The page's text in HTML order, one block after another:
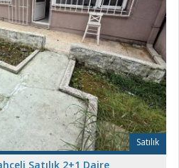
Satılık
Satılık 2+1 Daire